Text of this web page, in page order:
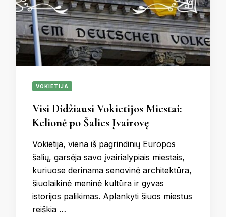
VOKIETIJA
Visi Didžiausi Vokietijos Miestai:
Kelionė po Šalies Įvairovę
Vokietija, viena iš pagrindinių Europos
šalių, garsėja savo įvairialypiais miestais,
kuriuose derinama senovinė architektūra,
šiuolaikinė meninė kultūra ir gyvas
istorijos palikimas. Aplankyti šiuos miestus
reiškia …